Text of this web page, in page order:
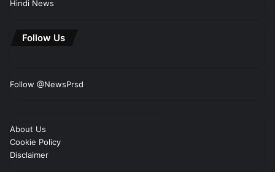
Hindi News
Follow Us
Follow @NewsPrsd
About Us
Cookie Policy
Disclaimer